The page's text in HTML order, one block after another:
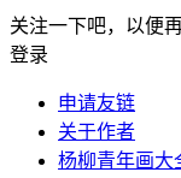
关注一下吧，以便
登录
申请友链
关于作者
杨柳青年画大